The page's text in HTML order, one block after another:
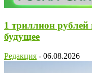
1 триллион рублей
будущее
Редакция - 06.08.2026